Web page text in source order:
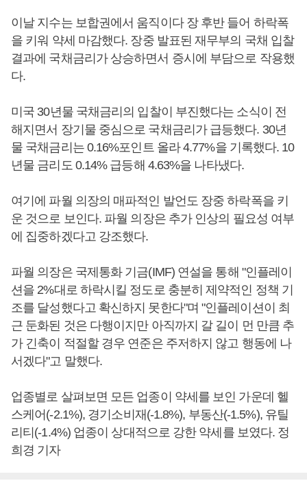
이날 지수는 보합권에서 움직이다 장 후반 들어 하락폭
을 키워 약세 마감했다. 장중 발표된 재무부의 국채 입찰
결과에 국채금리가 상승하면서 증시에 부담으로 작용했
다.
미국 30년물 국채금리의 입찰이 부진했다는 소식이 전
해지면서 장기물 중심으로 국채금리가 급등했다. 30년
물 국채금리는 0.16%포인트 올라 4.77%을 기록했다. 10
년물 금리도 0.14% 급등해 4.63%을 나타냈다.
여기에 파월 의장의 매파적인 발언도 장중 하락폭을 키
운 것으로 보인다. 파월 의장은 추가 인상의 필요성 여부
에 집중하겠다고 강조했다.
파월 의장은 국제통화 기금(IMF) 연설을 통해 "인플레이
션을 2%대로 하락시킬 정도로 충분히 제약적인 정책 기
조를 달성했다고 확신하지 못한다"며 "인플레이션이 최
근 둔화된 것은 다행이지만 아직까지 갈 길이 먼 만큼 추
가 긴축이 적절할 경우 연준은 주저하지 않고 행동에 나
서겠다"고 말했다.
업종별로 살펴보면 모든 업종이 약세를 보인 가운데 헬
스케어(-2.1%), 경기소비재(-1.8%), 부동산(-1.5%), 유틸
리티(-1.4%) 업종이 상대적으로 강한 약세를 보였다. 정
희경 기자